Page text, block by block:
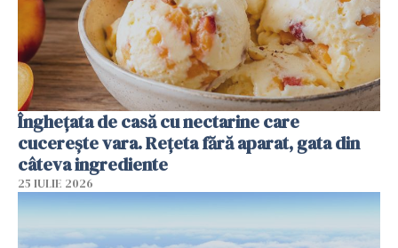
Înghețata de casă cu nectarine care
cucerește vara. Rețeta fără aparat, gata din
câteva ingrediente
25 IULIE 2026